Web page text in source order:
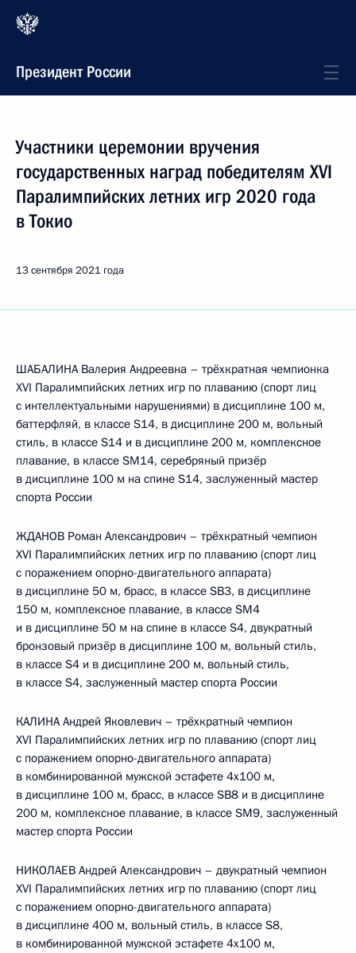
Президент России
Участники церемонии вручения
государственных наград победителям XVI
Паралимпийских летних игр 2020 года
в Токио
13 сентября 2021 года
ШАБАЛИНА Валерия Андреевна – трёхкратная чемпионка
XVI Паралимпийских летних игр по плаванию (спорт лиц
с интеллектуальными нарушениями) в дисциплине 100 м,
баттерфляй, в классе S14, в дисциплине 200 м, вольный
стиль, в классе S14 и в дисциплине 200 м, комплексное
плавание, в классе SM14, серебряный призёр
в дисциплине 100 м на спине S14, заслуженный мастер
спорта России
ЖДАНОВ Роман Александрович – трёхкратный чемпион
XVI Паралимпийских летних игр по плаванию (спорт лиц
с поражением опорно-двигательного аппарата)
в дисциплине 50 м, брасс, в классе SB3, в дисциплине
150 м, комплексное плавание, в классе SM4
и в дисциплине 50 м на спине в классе S4, двукратный
бронзовый призёр в дисциплине 100 м, вольный стиль,
в классе S4 и в дисциплине 200 м, вольный стиль,
в классе S4, заслуженный мастер спорта России
КАЛИНА Андрей Яковлевич – трёхкратный чемпион
XVI Паралимпийских летних игр по плаванию (спорт лиц
с поражением опорно-двигательного аппарата)
в комбинированной мужской эстафете 4x100 м,
в дисциплине 100 м, брасс, в классе SB8 и в дисциплине
200 м, комплексное плавание, в классе SM9, заслуженный
мастер спорта России
НИКОЛАЕВ Андрей Александрович – двукратный чемпион
XVI Паралимпийских летних игр по плаванию (спорт лиц
с поражением опорно-двигательного аппарата)
в дисциплине 400 м, вольный стиль, в классе S8,
в комбинированной мужской эстафете 4x100 м,